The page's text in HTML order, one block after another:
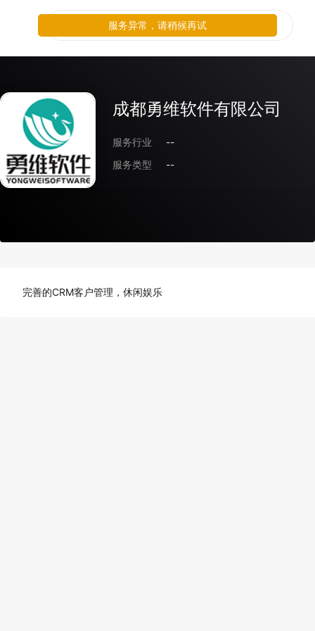
成都勇维软件有限公司
服务行业
--
服务类型
--
完善的CRM客户管理，休闲娱乐
服务异常，请稍候再试